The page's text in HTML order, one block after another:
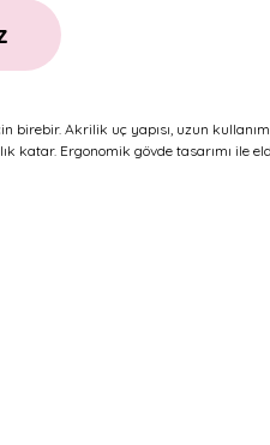
Akrilik uç yapısı, uzun
Ergonomik gövde tasarımı ile